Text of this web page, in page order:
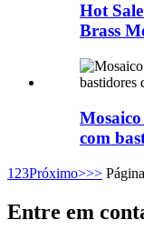
Hot
Brass
com
1 23Próximo>>>
Entre em